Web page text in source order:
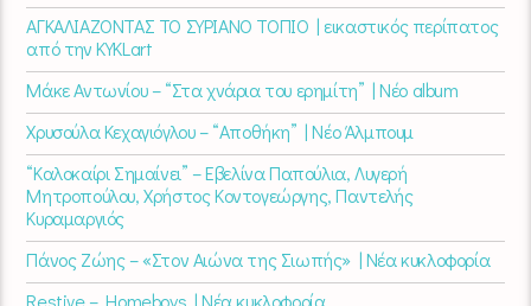
ΑΓΚΑΛΙΑΖΟΝΤΑΣ ΤΟ ΣΥΡΙΑΝΟ ΤΟΠΙΟ | εικαστικός περίπατος
από την KYKLart
Μάκε Αντωνίου – “Στα χνάρια του ερημίτη” | Νέο album
Χρυσούλα Κεχαγιόγλου – “Αποθήκη” | Νέο Άλμπουμ
“Καλοκαίρι Σημαίνει” – Εβελίνα Παπούλια, Λυγερή
Μητροπούλου, Χρήστος Κοντογεώργης, Παντελής
Κυραμαργιός
Πάνος Ζώης – «Στον Αιώνα της Σιωπής» | Νέα κυκλοφορία
Restive – Homeboys | Νέα κυκλοφορία